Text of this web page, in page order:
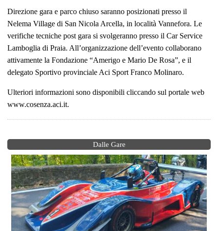
Direzione gara e parco chiuso saranno posizionati presso il
Nelema Village di San Nicola Arcella, in località Vannefora. Le
verifiche tecniche post gara si svolgeranno presso il Car Service
Lamboglia di Praia. All’organizzazione dell’evento collaborano
attivamente la Fondazione “Amerigo e Mario De Rosa”, e il
delegato Sportivo provinciale Aci Sport Franco Molinaro.
Ulteriori informazioni sono disponibili cliccando sul portale web
www.cosenza.aci.it.
Dalle Gare